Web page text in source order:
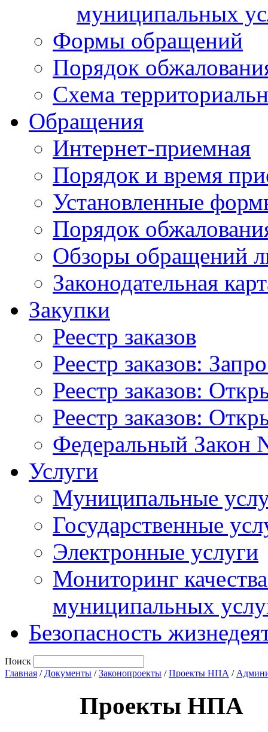
муниципальных
Формы обращений
Порядок
Схема
Обращения
Интернет-приемная
Порядок и время
Установленные
Порядок
Обзоры обращений
Законодательная
Закупки
Реестр заказов
Реестр заказов:
Реестр заказов:
Реестр заказов:
Федеральный Закон
Услуги
Муниципальные
Государственные
Электронные услуги
Мониторинг
муниципальных
Безопасность
Поиск
Главная / Документы /Законопроекты /Проекты НПА /
Проекты НПА